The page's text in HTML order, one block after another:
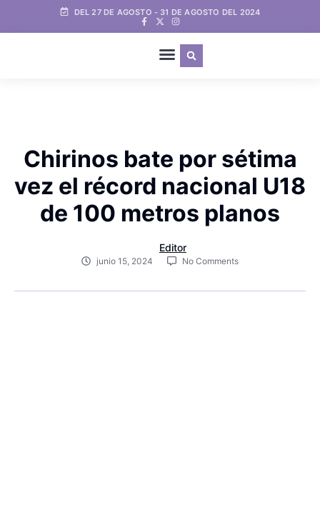
DEL 27 DE AGOSTO - 31 DE AGOSTO DEL 2024
Chirinos bate por sétima
vez el récord nacional U18
de 100 metros planos
Editor
junio 15, 2024 No Comments